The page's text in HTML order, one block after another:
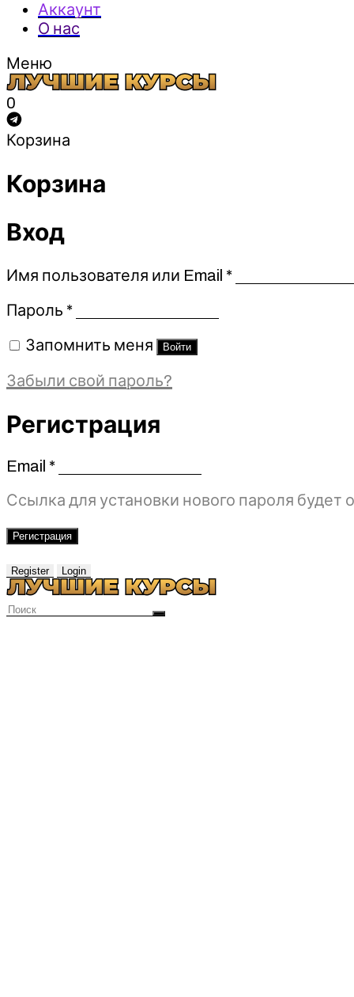
Аккаунт
О нас
Меню
0
Корзина
Корзина
Вход
Имя пользователя или Email *Обязательно
Пароль *Обязательно
Запомнить меня Войти
Забыли свой пароль?
Регистрация
Email *Обязательно
Ссылка для установки нового пароля
Регистрация
Register Login